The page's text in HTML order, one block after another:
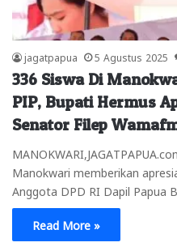
jagatpapua 5 Agustus 2025
336 Siswa Di
PIP, Bupati Hermus
Senator Filep
Manokwari memberikan
Anggota DPD RI Dapil Papua
Read More »